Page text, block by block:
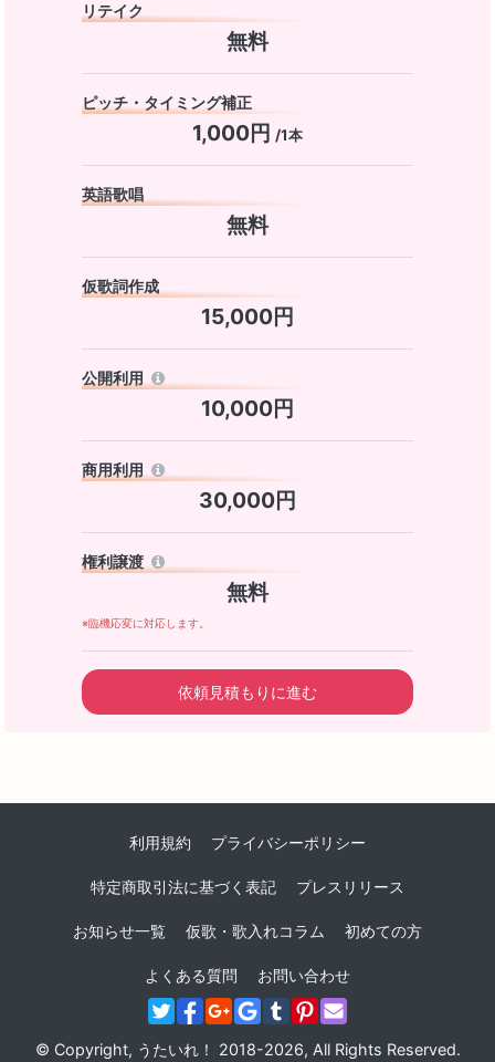
リテイク
無料
ピッチ・タイミング補正
1,000円 /1本
英語歌唱
無料
仮歌詞作成
15,000円
公開利用
10,000円
商用利用
30,000円
権利譲渡
無料
※臨機応変に対応します。
依頼見積もりに進む
利用規約 プライバシーポリシー
特定商取引法に基づく表記 プレスリリース
お知らせ一覧 仮歌・歌入れコラム 初めての方
よくある質問 お問い合わせ
© Copyright, うたいれ！ 2018-2026, All Rights Reserved.